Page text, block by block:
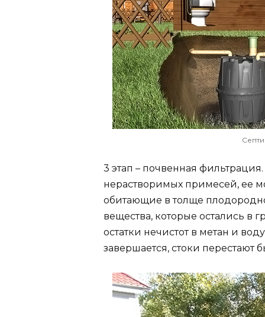
3 этап – почвенная
нерастворимых примесей, ее
обитающие в толще
вещества, которые остались в
остатки нечистот в метан и
завершается, стоки перестают